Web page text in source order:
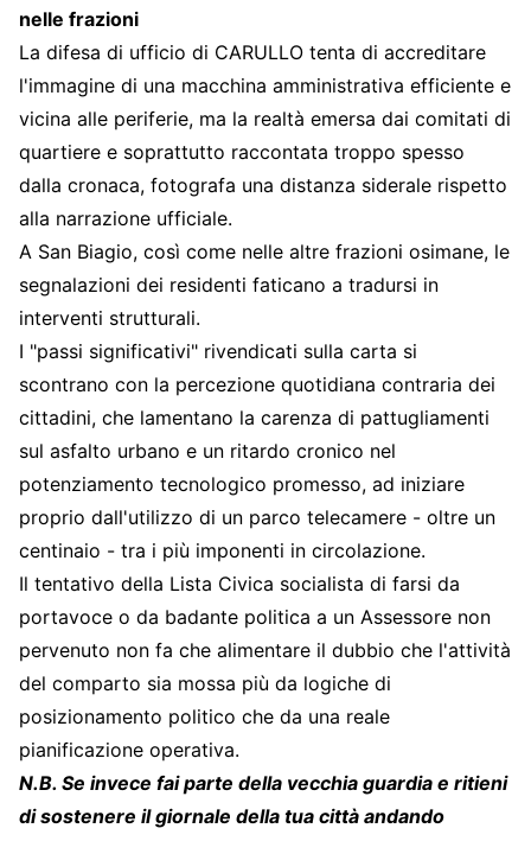
nelle frazioni
La difesa di ufficio di CARULLO tenta di accreditare
l'immagine di una macchina amministrativa efficiente e
vicina alle periferie, ma la realtà emersa dai comitati di
quartiere e soprattutto raccontata troppo spesso
dalla cronaca, fotografa una distanza siderale rispetto
alla narrazione ufficiale.
A San Biagio, così come nelle altre frazioni osimane, le
segnalazioni dei residenti faticano a tradursi in
interventi strutturali.
I "passi significativi" rivendicati sulla carta si
scontrano con la percezione quotidiana contraria dei
cittadini, che lamentano la carenza di pattugliamenti
sul asfalto urbano e un ritardo cronico nel
potenziamento tecnologico promesso, ad iniziare
proprio dall'utilizzo di un parco telecamere - oltre un
centinaio - tra i più imponenti in circolazione.
Il tentativo della Lista Civica socialista di farsi da
portavoce o da badante politica a un Assessore non
pervenuto non fa che alimentare il dubbio che l'attività
del comparto sia mossa più da logiche di
posizionamento politico che da una reale
pianificazione operativa.
N.B. Se invece fai parte della vecchia guardia e ritieni
di sostenere il giornale della tua città andando